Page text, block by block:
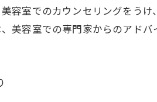
容室でのカウンセリングをう
美容室での専門家からのアドバ